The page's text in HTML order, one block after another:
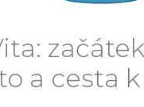
a cesta